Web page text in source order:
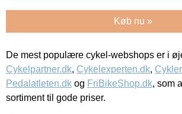
Køb nu »
De mest populære cykel-webshops er i
Cykelpartner.dk, Cykelexperten.dk,
Pedalatleten.dk og FriBikeShop.dk, som
sortiment til gode priser.